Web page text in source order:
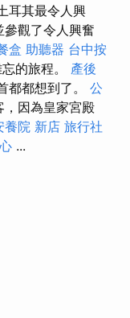
耳其最令人興
觀了令人興奮
盒 助聽器 台中按
的旅程。 產後
都都想到了。 公
，因為皇家宮殿
養院 新店 旅行社
...